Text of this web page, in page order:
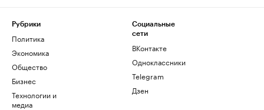
Рубрики
Политика
Экономика
Общество
Бизнес
Технологии и
медиа
Социальные
сети
ВКонтакте
Одноклассники
Telegram
Дзен